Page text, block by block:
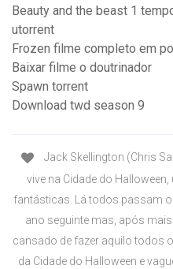
Beauty and the beast 1
utorrent
Frozen filme completo em
Baixar filme o doutrinador
Spawn torrent
Download twd season 9
Jack Skellington (Chris
vive na Cidade do
fantásticas. Lá todos passam
ano seguinte mas, após
cansado de fazer aquilo todos
da Cidade do Halloween e